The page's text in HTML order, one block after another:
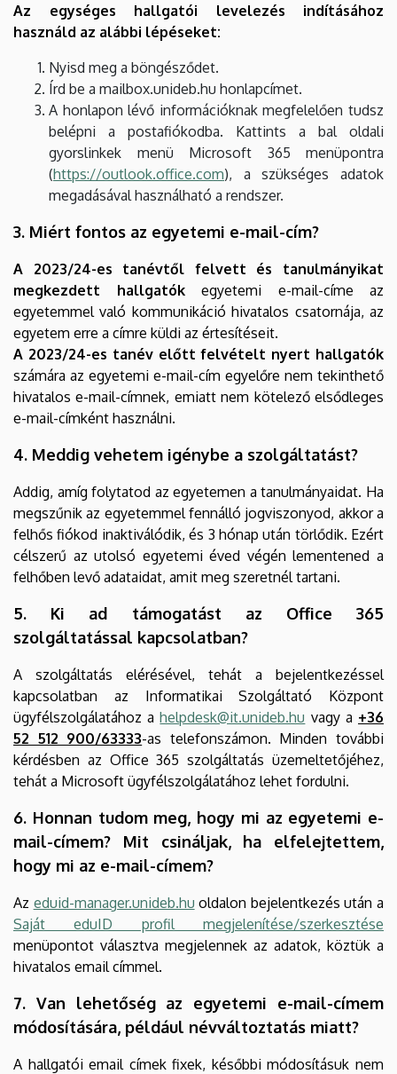
Az egységes hallgatói levelezés indításához
használd az alábbi lépéseket:
Nyisd meg a böngésződet.
Írd be a mailbox.unideb.hu honlapcímet.
A honlapon lévő információknak megfelelően tudsz
belépni a postafiókodba. Kattints a bal oldali
gyorslinkek menü Microsoft 365 menüpontra
(https://outlook.office.com), a szükséges adatok
megadásával használható a rendszer.
3. Miért fontos az egyetemi e-mail-cím?
A 2023/24-es tanévtől felvett és tanulmányikat
megkezdett hallgatókegyetemi e-mail-címe az
egyetemmel való kommunikáció hivatalos csatornája, az
egyetem erre a címre küldi az értesítéseit.
A 2023/24-es tanév előtt felvételt nyert hallgatók
számára az egyetemi e-mail-cím egyelőre nem tekinthető
hivatalos e-mail-címnek, emiatt nem kötelező elsődleges
e-mail-címként használni.
4. Meddig vehetem igénybe a szolgáltatást?
Addig, amíg folytatod az egyetemen a tanulmányaidat. Ha
megszűnik az egyetemmel fennálló jogviszonyod, akkor a
felhős fiókod inaktiválódik, és 3 hónap után törlődik. Ezért
célszerű az utolsó egyetemi éved végén lementened a
felhőben levő adataidat, amit meg szeretnél tartani.
5. Ki ad támogatást az Office 365
szolgáltatással kapcsolatban?
A szolgáltatás elérésével, tehát a bejelentkezéssel
kapcsolatban az Informatikai Szolgáltató Központ
ügyfélszolgálatához ahelpdesk@it.unideb.hu vagy a +36
52 512 900/63333-as telefonszámon. Minden további
kérdésben az Office 365 szolgáltatás üzemeltetőjéhez,
tehát a Microsoft ügyfélszolgálatához lehet fordulni.
6. Honnan tudom meg, hogy mi az egyetemi e-
mail-címem? Mit csináljak, ha elfelejtettem,
hogy mi az e-mail-címem?
Az eduid-manager.unideb.hu oldalon bejelentkezés után a
Saját eduID profil megjelenítése/szerkesztése
menüpontot választva megjelennek az adatok, köztük a
hivatalos email címmel.
7. Van lehetőség az egyetemi e-mail-címem
módosítására, például névváltoztatás miatt?
A hallgatói email címek fixek, későbbi módosításuk nem